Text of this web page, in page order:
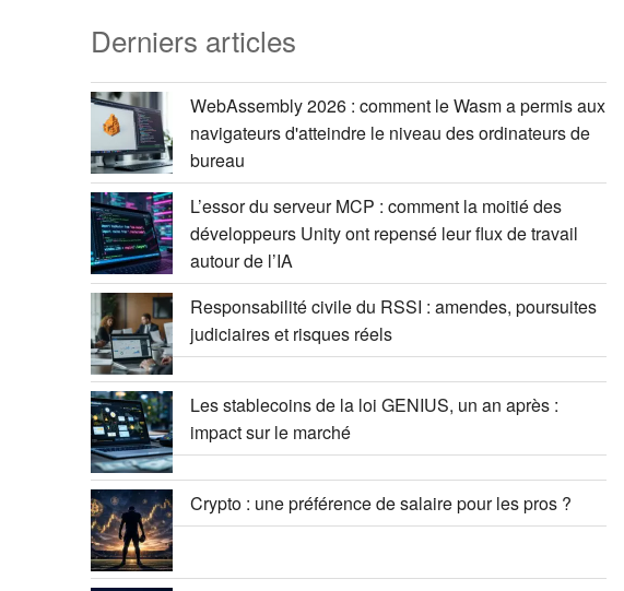
Derniers articles
WebAssembly 2026 : comment le Wasm a permis aux
navigateurs d'atteindre le niveau des ordinateurs de
bureau
L’essor du serveur MCP : comment la moitié des
développeurs Unity ont repensé leur flux de travail
autour de l’IA
Responsabilité civile du RSSI : amendes, poursuites
judiciaires et risques réels
Les stablecoins de la loi GENIUS, un an après :
impact sur le marché
Crypto : une préférence de salaire pour les pros ?